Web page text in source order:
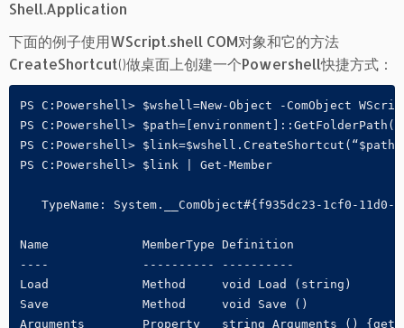
Shell.Application
下面的例子使用WScript.shell COM对象和它的方法
CreateShortcut()做桌面上创建一个Powershell快捷方式：
PS C:Powershell> $wshell=New-Object -ComObject
PS C:Powershell>
PS C:Powershell>
PS C:Powershell> $link | Get-Member
TypeName: System.__ComObject#{f935dc23-1cf0-11d0-
Name             MemberType Definition
----             ---------- ----------
Load             Method     void Load (string)
Save             Method     void Save ()
Arguments        Property   string Arguments ()